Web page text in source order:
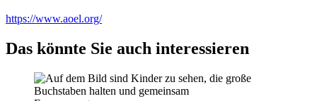
https://www.aoel.org/
Das könnte Sie auch interessieren